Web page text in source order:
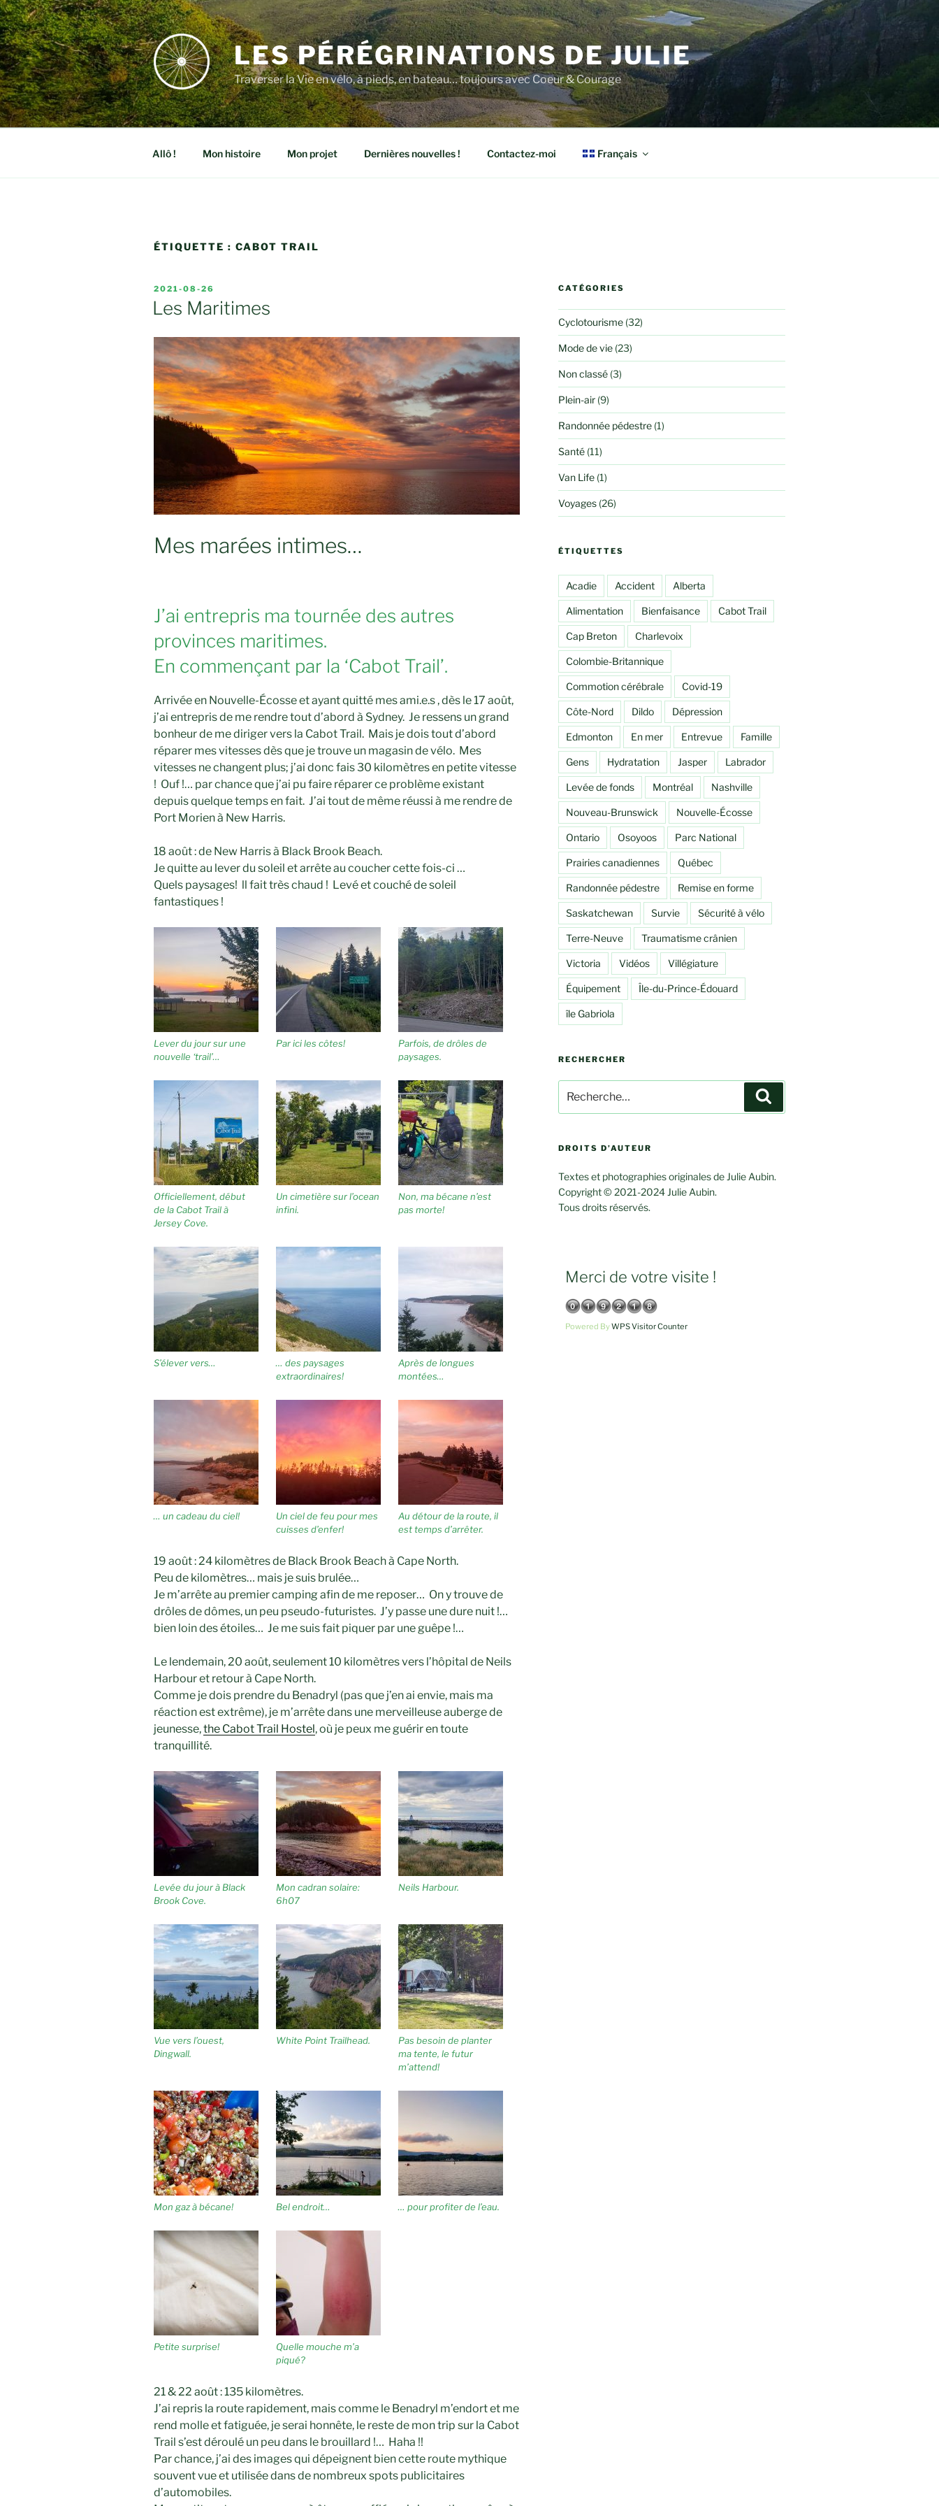
Aller
au
contenu
LES PÉRÉGRINATIONS DE JULIE
Traverser la Vie en vélo, à pieds, en bateau… toujours avec Coeur & Courage
Allô ! Mon histoire Mon projet Dernières nouvelles ! Contactez-moi Français
ÉTIQUETTE : CABOT TRAIL
PUBLIÉ
LE
2021-08-26
Les Maritimes
Mes marées intimes…
J’ai entrepris ma tournée des autres
provinces maritimes.
En commençant par la ‘Cabot Trail’.
Arrivée en Nouvelle-Écosse et ayant quitté mes ami.e.s , dès le 17 août,
j’ai entrepris de me rendre tout d’abord à Sydney. Je ressens un grand
bonheur de me diriger vers la Cabot Trail. Mais je dois tout d’abord
réparer mes vitesses dès que je trouve un magasin de vélo. Mes
vitesses ne changent plus; j’ai donc fais 30 kilomètres en petite vitesse
! Ouf !… par chance que j’ai pu faire réparer ce problème existant
depuis quelque temps en fait. J’ai tout de même réussi à me rendre de
Port Morien à New Harris.
18 août : de New Harris à Black Brook Beach.
Je quitte au lever du soleil et arrête au coucher cette fois-ci …
Quels paysages! ll fait très chaud ! Levé et couché de soleil
fantastiques !
Lever du jour sur une
nouvelle ‘trail’…
Par ici les côtes!
Parfois, de drôles de
paysages.
Officiellement, début
de la Cabot Trail à
Jersey Cove.
Un cimetière sur l’ocean
infini.
Non, ma bécane n’est
pas morte!
S’élever vers…
… des paysages
extraordinaires!
Après de longues
montées…
… un cadeau du ciel!
Un ciel de feu pour mes
cuisses d’enfer!
Au détour de la route, il
est temps d’arrêter.
19 août : 24 kilomètres de Black Brook Beach à Cape North.
Peu de kilomètres… mais je suis brulée…
Je m’arrête au premier camping afin de me reposer… On y trouve de
drôles de dômes, un peu pseudo-futuristes. J’y passe une dure nuit !…
bien loin des étoiles… Je me suis fait piquer par une guêpe !…
Le lendemain, 20 août, seulement 10 kilomètres vers l’hôpital de Neils
Harbour et retour à Cape North.
Comme je dois prendre du Benadryl (pas que j’en ai envie, mais ma
réaction est extrême), je m’arrête dans une merveilleuse auberge de
jeunesse,the Cabot Trail Hostel, où je peux me guérir en toute
tranquillité.
Levée du jour à Black
Brook Cove.
Mon cadran solaire:
6h07
Neils Harbour.
Vue vers l’ouest,
Dingwall.
White Point Trailhead.
Pas besoin de planter
ma tente, le futur
m’attend!
Mon gaz à bécane! Bel endroit… … pour profiter de l’eau.
Petite surprise!
Quelle mouche m’a
piqué?
21 & 22 août : 135 kilomètres.
J’ai repris la route rapidement, mais comme le Benadryl m’endort et me
rend molle et fatiguée, je serai honnête, le reste de mon trip sur la Cabot
Trail s’est déroulé un peu dans le brouillard !… Haha !!
Par chance, j’ai des images qui dépeignent bien cette route mythique
souvent vue et utilisée dans de nombreux spots publicitaires
d’automobiles.
CATÉGORIES
Cyclotourisme(32)
Mode de vie(23)
Non classé(3)
Plein-air(9)
Randonnée pédestre(1)
Santé(11)
Van Life(1)
Voyages(26)
ÉTIQUETTES
Acadie Accident Alberta
Alimentation Bienfaisance Cabot Trail
Cap Breton Charlevoix
Colombie-Britannique
Commotion cérébrale Covid-19
Côte-Nord Dildo Dépression
Edmonton En mer Entrevue Famille
Gens Hydratation Jasper Labrador
Levée de fonds Montréal Nashville
Nouveau-Brunswick Nouvelle-Écosse
Ontario Osoyoos Parc National
Prairies canadiennes Québec
Randonnée pédestre Remise en forme
Saskatchewan Survie Sécurité à vélo
Terre-Neuve Traumatisme crânien
Victoria Vidéos Villégiature
Équipement Île-du-Prince-Édouard
île Gabriola
RECHERCHER
DROITS D’AUTEUR
Textes et photographies originales de Julie Aubin.
Copyright © 2021-2024 Julie Aubin.
Tous droits réservés.
Merci de votre visite !
Powered ByWPS Visitor Counter